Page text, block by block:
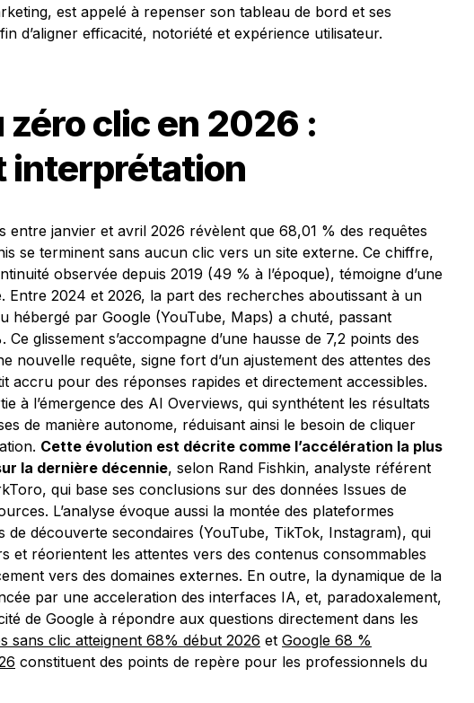
est appelé à repenser son tableau de bord et ses
d’aligner efficacité, notoriété et expérience utilisateur.
zéro clic en 2026 :
interprétation
entre janvier et avril 2026 révèlent que 68,01 % des requêtes
se terminent sans aucun clic vers un site externe. Ce chiffre,
observée depuis 2019 (49 % à l’époque), témoigne d’une
Entre 2024 et 2026, la part des recherches aboutissant à un
hébergé par Google (YouTube, Maps) a chuté, passant
Ce glissement s’accompagne d’une hausse de 7,2 points des
nouvelle requête, signe fort d’un ajustement des attentes des
accru pour des réponses rapides et directement accessibles.
à l’émergence des AI Overviews, qui synthétent les résultats
de manière autonome, réduisant ainsi le besoin de cliquer
Cette évolution est décrite comme l’accélération la plus
la dernière décennie, selon Rand Fishkin, analyste référent
qui base ses conclusions sur des données Issues de
L’analyse évoque aussi la montée des plateformes
de découverte secondaires (YouTube, TikTok, Instagram), qui
et réorientent les attentes vers des contenus consommables
vers des domaines externes. En outre, la dynamique de la
par une acceleration des interfaces IA, et, paradoxalement,
de Google à répondre aux questions directement dans les
sans clic atteignent 68% début 2026 et Google 68 %
constituent des points de repère pour les professionnels du